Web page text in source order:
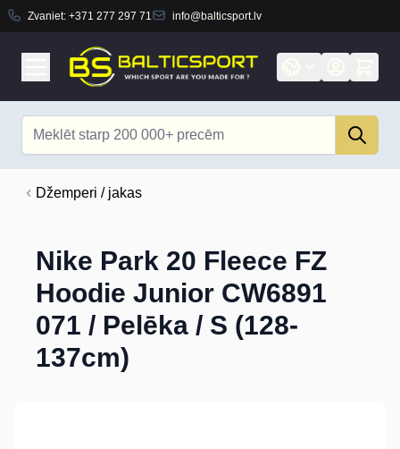
Zvaniet: +371 277 297 71 info@balticsport.lv
Džemperi / jakas
Nike Park 20 Fleece FZ
Hoodie Junior CW6891
071 / Pelēka / S (128-
137cm)